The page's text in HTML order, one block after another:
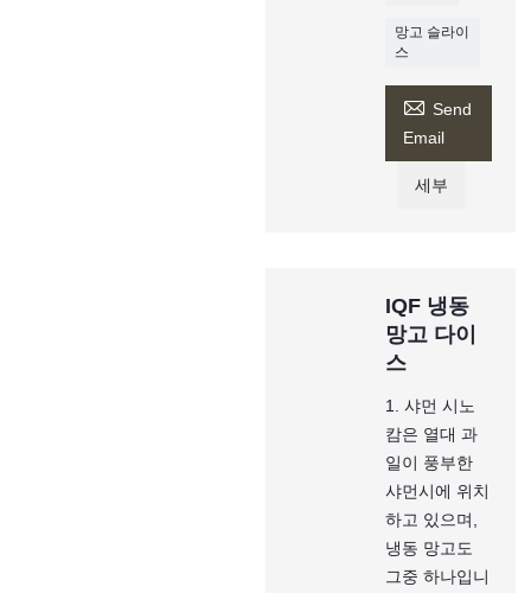
망고 슬라이
스
 Send
Email
세부
IQF 냉동
망고 다이
스
1. 샤먼 시노
캄은 열대 과
일이 풍부한
샤먼시에 위치
하고 있으며,
냉동 망고도
그중 하나입니